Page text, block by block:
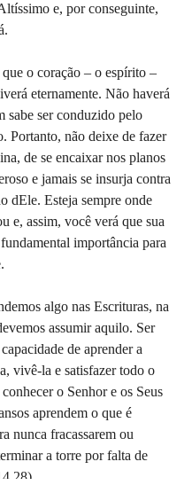
e, por conseguinte,
o coração – o espírito –
eternamente. Não haverá
sabe ser conduzido pelo
Portanto, não deixe de fazer
de se encaixar nos planos
e jamais se insurja contra
dEle. Esteja sempre onde
e, assim, você verá que sua
importância para
algo nas Escrituras, na
assumir aquilo. Ser
de aprender a
vivê-la e satisfazer todo o
o Senhor e os Seus
aprendem o que é
nunca fracassarem ou
a torre por falta de